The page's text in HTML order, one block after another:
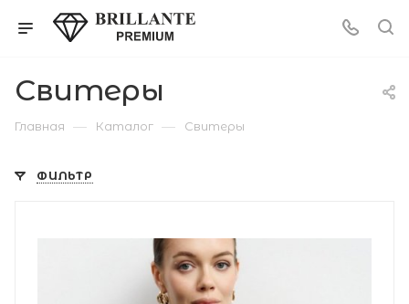
Свитеры
Главная — Каталог — Свитеры
ФИЛЬТР